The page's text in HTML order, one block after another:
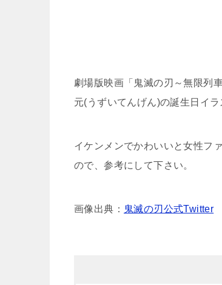
劇場版映画「鬼滅の刃～無限列
元(うずいてんげん)の誕生日イラ
イケンメンでかわいいと女性フ
ので、参考にして下さい。
画像出典： 鬼滅の刃公式Twitter